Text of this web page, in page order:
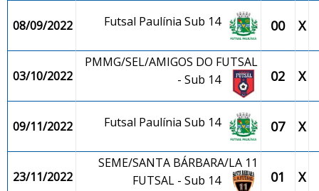
08/09/2022 Futsal Paulínia Sub 14 00 X
03/10/2022
PMMG/SEL/AMIGOS DO FUTSAL
- Sub 14
02 X
09/11/2022 Futsal Paulínia Sub 14 07 X
23/11/2022
SEME/SANTA BÁRBARA/LA 11
FUTSAL - Sub 14
01 X